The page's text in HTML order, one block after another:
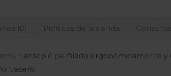
(0) Políticas de la tienda
un antepié perfilado ergonómicamente
trasero.